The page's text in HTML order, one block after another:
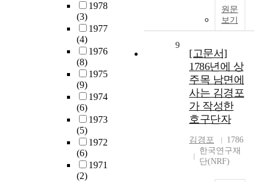
1978
(3)
1977
(4)
1976
(8)
1975
(9)
1974
(6)
1973
(5)
1972
(6)
1971
(2)
원문
보기
9
[고문서]
1786년에 상
주목 남면에
사는 김경포
가 작성한
호구단자
김경포
1786
한국연구재
단(NRF)